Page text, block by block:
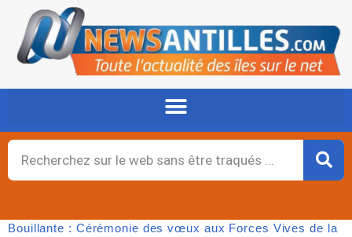
contenu
Rechercher
Bouillante : Cérémonie des vœux aux Forces Vives de la